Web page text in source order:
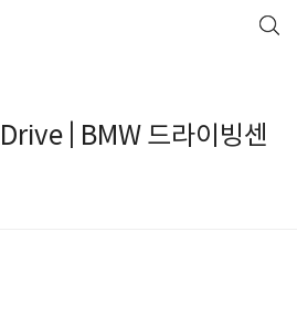
| BMW 드라이빙센